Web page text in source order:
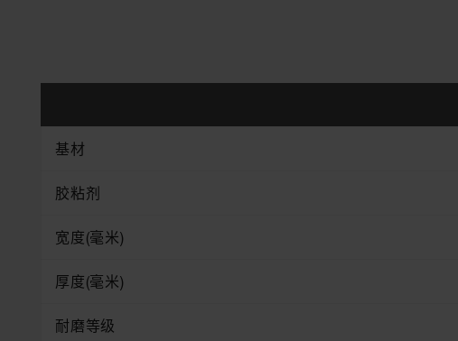
基材
胶粘剂
宽度(毫米)
厚度(毫米)
耐磨等级